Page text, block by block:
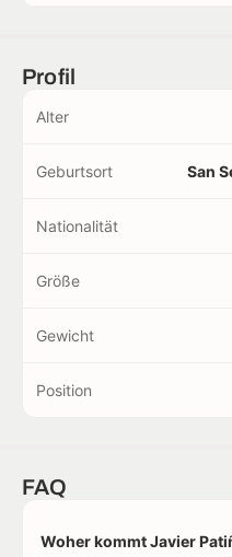
Profil
Alter
Geburtsort San
Nationalität
Größe
Gewicht
Position
FAQ
Woher kommt Javier